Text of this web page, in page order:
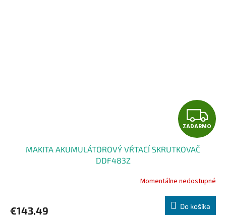
Z
A
A
R
ZADARMO
MAKITA AKUMULÁTOROVÝ VŔTACÍ SKRUTKOVAČ
DDF483Z
Momentálne nedostupné
€143,49 Do košíka